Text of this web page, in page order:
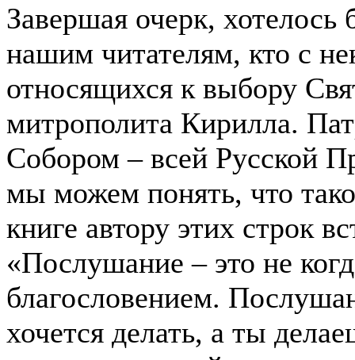
Завершая очерк, хотелось
нашим читателям, кто с
относящихся к выбору
митрополита Кирилла.
Собором – всей Русской
мы можем понять, что
книге автору этих строк
«Послушание – это не
благословением.
хочется делать, а ты